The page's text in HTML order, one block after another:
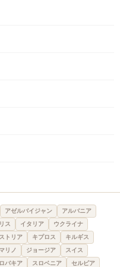
アゼルバイジャン
アルバニア
ス イタリア
ウクライナ
トリア キプロス
キルギス
リノ ジョージア
スイス
バキア スロベニア
セルビア